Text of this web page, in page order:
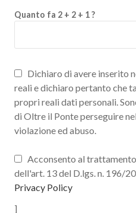
Quanto fa 2 + 2 + 1 ?
Dichiaro di avere inserito
reali e dichiaro pertanto che
propri reali dati personali.
di Oltre il Ponte perseguire
violazione ed abuso.
Acconsento al
dell'art. 13 del D.lgs. n. 196/
Privacy Policy
]